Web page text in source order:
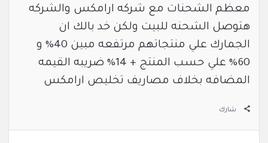
معظم الشحنات مع شركه ارامكس والشركه
هتوصل الشحنه للبيت ولكن خد بالك ان
الجمارك علي منتجاتهم مرتفعه مبين 40% و
60% علي حسب المنتج + 14% ضريبه القيمه
المضافه بخلاف مصاريف تخليص ارامكس
شارك